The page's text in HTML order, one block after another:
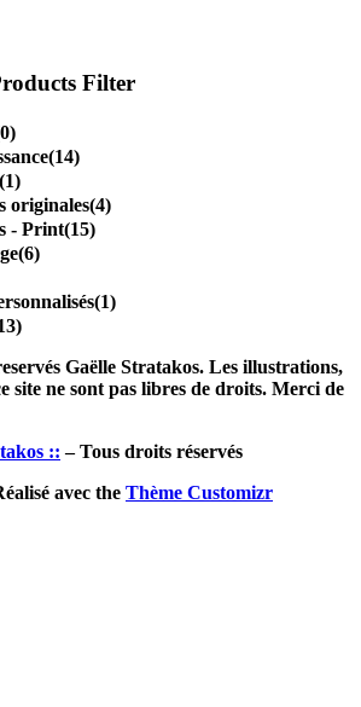
Filter
(14)
(1)
originales(4)
- Print(15)
(6)
(1)
Gaëlle Stratakos. Les illustrations,
site ne sont pas libres de droits. Merci de
:: – Tous droits réservés
avec the Thème Customizr